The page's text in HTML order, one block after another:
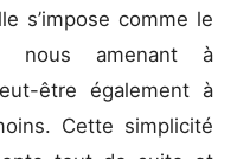
s’impose comme le
nous amenant à
être également à
Cette simplicité